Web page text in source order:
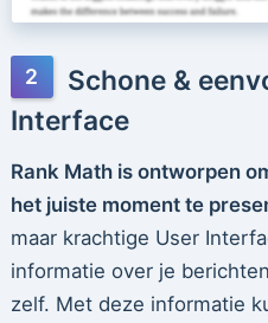
Schone &
Interface
Rank Math is ontworpen
het juiste moment te
maar krachtige User
informatie over je
zelf. Met deze informatie